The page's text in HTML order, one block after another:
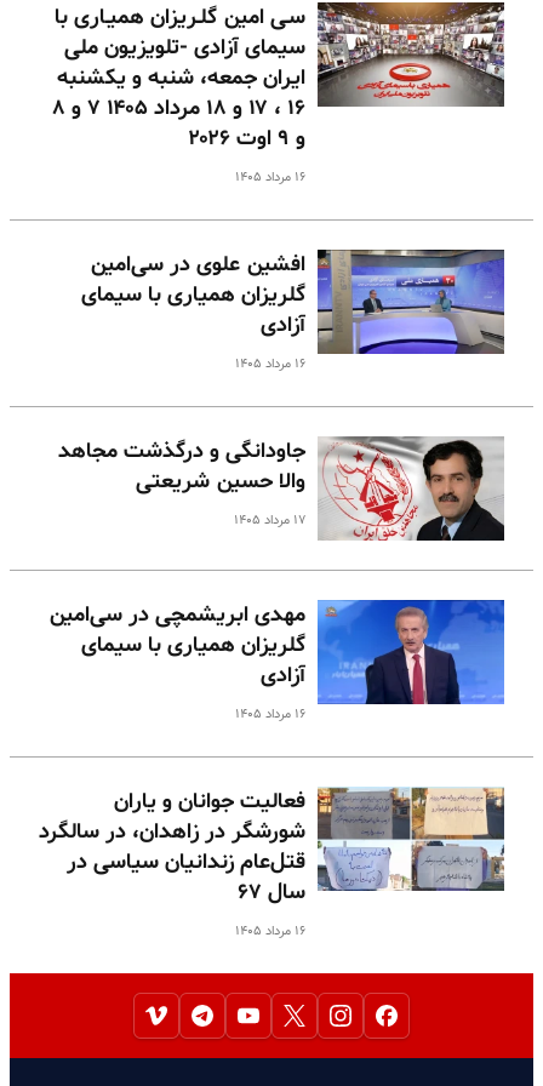
سـی امین گلـریزان همیـاری با
سیمای آزادی -تلویزیون ملی
ایران جمعه، شنبه و یکشنبه
۱۶ ، ۱۷ و ۱۸ مرداد ۱۴۰۵ ۷ و ۸
و ۹ اوت ۲۰۲۶
۱۶ مرداد ۱۴۰۵
افشین علوی در سی‌امین
گلریزان همیاری با سیمای
آزادی
۱۶ مرداد ۱۴۰۵
جاودانگی و درگذشت مجاهد
والا حسین شریعتی
۱۷ مرداد ۱۴۰۵
مهدی ابریشمچی در سی‌امین
گلریزان همیاری با سیمای
آزادی
۱۶ مرداد ۱۴۰۵
فعالیت جوانان و یاران
شورشگر در زاهدان، در سالگرد
قتل‌عام زندانیان سیاسی در
سال ۶۷
۱۶ مرداد ۱۴۰۵